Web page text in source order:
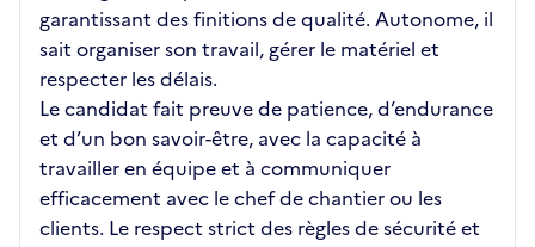
garantissant des finitions de qualité. Autonome, il
sait organiser son travail, gérer le matériel et
respecter les délais.
Le candidat fait preuve de patience, d’endurance
et d’un bon savoir-être, avec la capacité à
travailler en équipe et à communiquer
efficacement avec le chef de chantier ou les
clients. Le respect strict des règles de sécurité et